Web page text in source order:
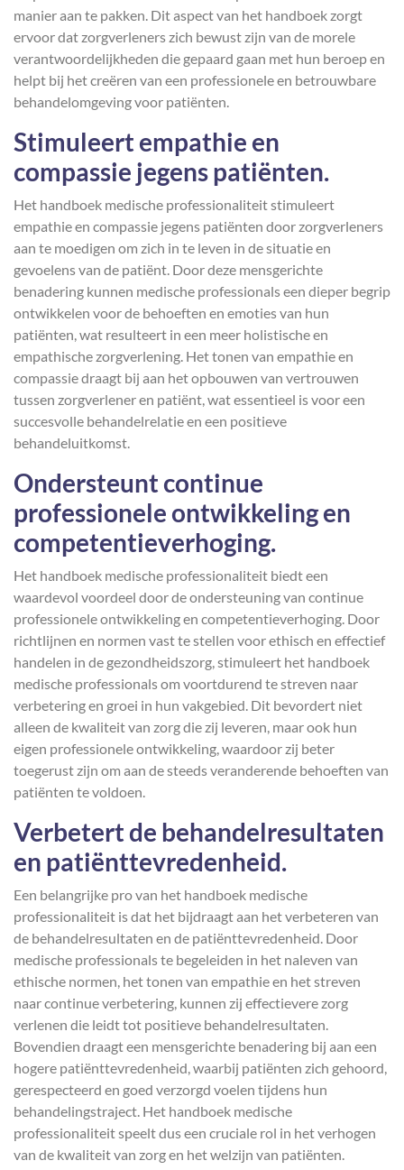
manier aan te pakken. Dit aspect van het handboek zorgt
ervoor dat zorgverleners zich bewust zijn van de morele
verantwoordelijkheden die gepaard gaan met hun beroep en
helpt bij het creëren van een professionele en betrouwbare
behandelomgeving voor patiënten.
Stimuleert empathie en
compassie jegens patiënten.
Het handboek medische professionaliteit stimuleert
empathie en compassie jegens patiënten door zorgverleners
aan te moedigen om zich in te leven in de situatie en
gevoelens van de patiënt. Door deze mensgerichte
benadering kunnen medische professionals een dieper begrip
ontwikkelen voor de behoeften en emoties van hun
patiënten, wat resulteert in een meer holistische en
empathische zorgverlening. Het tonen van empathie en
compassie draagt bij aan het opbouwen van vertrouwen
tussen zorgverlener en patiënt, wat essentieel is voor een
succesvolle behandelrelatie en een positieve
behandeluitkomst.
Ondersteunt continue
professionele ontwikkeling en
competentieverhoging.
Het handboek medische professionaliteit biedt een
waardevol voordeel door de ondersteuning van continue
professionele ontwikkeling en competentieverhoging. Door
richtlijnen en normen vast te stellen voor ethisch en effectief
handelen in de gezondheidszorg, stimuleert het handboek
medische professionals om voortdurend te streven naar
verbetering en groei in hun vakgebied. Dit bevordert niet
alleen de kwaliteit van zorg die zij leveren, maar ook hun
eigen professionele ontwikkeling, waardoor zij beter
toegerust zijn om aan de steeds veranderende behoeften van
patiënten te voldoen.
Verbetert de behandelresultaten
en patiënttevredenheid.
Een belangrijke pro van het handboek medische
professionaliteit is dat het bijdraagt aan het verbeteren van
de behandelresultaten en de patiënttevredenheid. Door
medische professionals te begeleiden in het naleven van
ethische normen, het tonen van empathie en het streven
naar continue verbetering, kunnen zij effectievere zorg
verlenen die leidt tot positieve behandelresultaten.
Bovendien draagt een mensgerichte benadering bij aan een
hogere patiënttevredenheid, waarbij patiënten zich gehoord,
gerespecteerd en goed verzorgd voelen tijdens hun
behandelingstraject. Het handboek medische
professionaliteit speelt dus een cruciale rol in het verhogen
van de kwaliteit van zorg en het welzijn van patiënten.